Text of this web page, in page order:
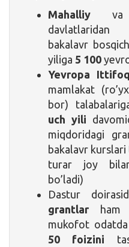
Mahalliy
davlatlaridan
bakalavr
yiliga 5 100
Yevropa
mamlakat
bor)
uch yili
miqdoridagi
bakalavr kurslari
turar joy
bo’ladi)
Dastur
grantlar ham
mukofot odatda
50 foizini